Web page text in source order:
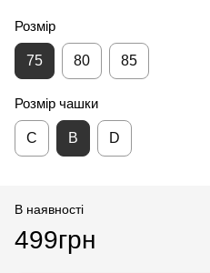
Розмір
75 80 85
Розмір чашки
С B D
В наявності
499грн